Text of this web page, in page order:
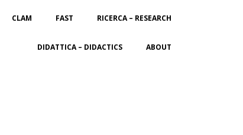
CLAM FAST RICERCA – RESEARCH
DIDATTICA – DIDACTICS ABOUT